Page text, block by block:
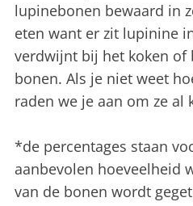
lupinebonen bewaard in
eten want er zit lupinine
verdwijnt bij het koken of
bonen. Als je niet weet
raden we je aan om ze al
*de percentages staan
aanbevolen hoeveelheid
van de bonen wordt